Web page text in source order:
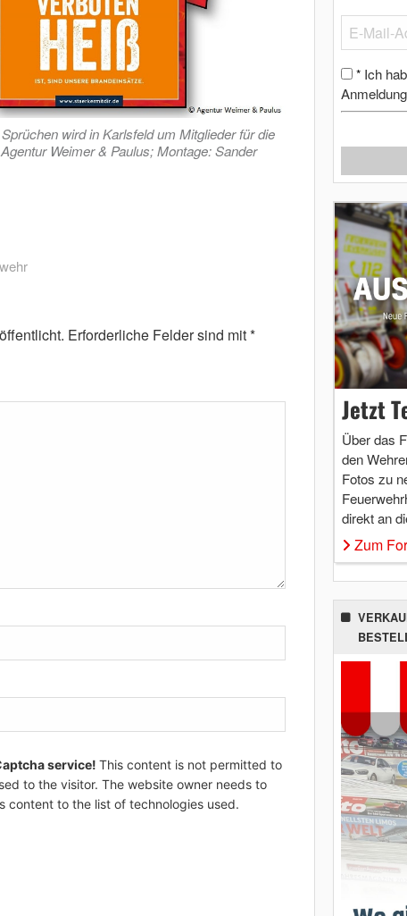
wird in Karlsfeld um Mitglieder für die
Weimer & Paulus; Montage: Sander
Erforderliche Felder sind mit*
service! This content is not permitted to
to the visitor. The website owner needs to
content to the list of technologies used.
* Ich
Jetzt
Über das
den
Fotos zu
direkt an
Zum